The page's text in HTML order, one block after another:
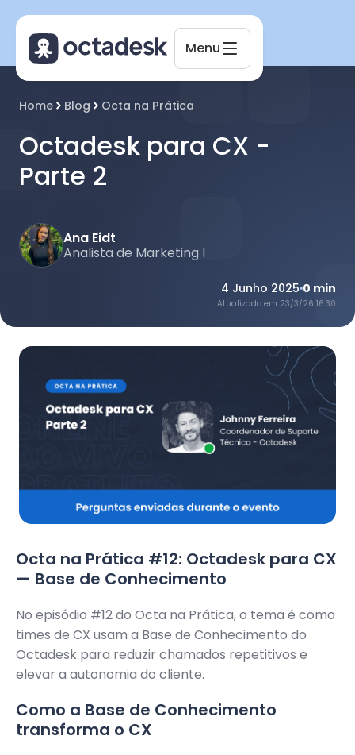
Menu
Home Blog Octa na Prática
Octadesk para CX -
Parte 2
Ana Eidt
Analista de Marketing I
4 Junho 2025 0 min
Atualizado em 23/3/26 16:30
Octa na Prática #12: Octadesk para CX
— Base de Conhecimento
No episódio #12 do Octa na Prática, o tema é como
times de CX usam a Base de Conhecimento do
Octadesk para reduzir chamados repetitivos e
elevar a autonomia do cliente.
Como a Base de Conhecimento
transforma o CX
Online agora